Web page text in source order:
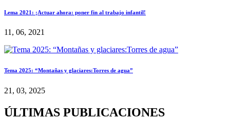
Lema 2021: ¡Actuar ahora: poner fin al trabajo infantil!
11, 06, 2021
Tema 2025: “Montañas y glaciares:Torres de agua”
21, 03, 2025
ÚLTIMAS PUBLICACIONES